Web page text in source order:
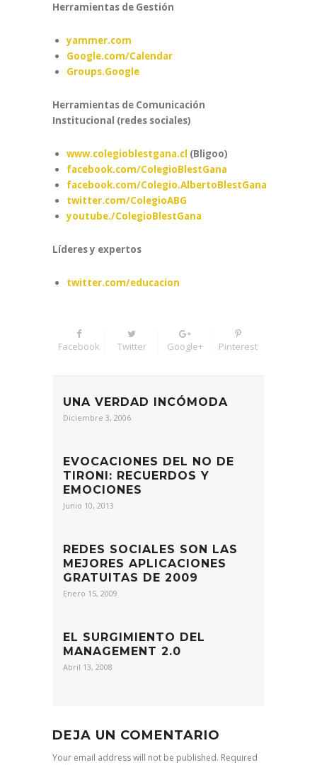
Herramientas de Gestión
yammer.com
Google.com/Calendar
Groups.Google
Herramientas de Comunicación
Institucional (redes sociales)
www.colegioblestgana.cl (Bligoo)
facebook.com/ColegioBlestGana
facebook.com/Colegio.AlbertoBlestGana
twitter.com/ColegioABG
youtube./ColegioBlestGana
Líderes y expertos
twitter.com/educacion
Facebook Twitter Google+ Pinterest
UNA VERDAD INCÓMODA
Diciembre 3, 2006
EVOCACIONES DEL NO DE
TIRONI: RECUERDOS Y
EMOCIONES
Junio 10, 2013
REDES SOCIALES SON LAS
MEJORES APLICACIONES
GRATUITAS DE 2009
Enero 15, 2009
EL SURGIMIENTO DEL
MANAGEMENT 2.0
Abril 13, 2008
DEJA UN COMENTARIO
Your email address will not be published. Required